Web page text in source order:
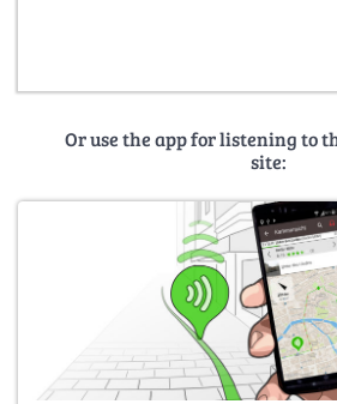
Or use the app for listening to
site: